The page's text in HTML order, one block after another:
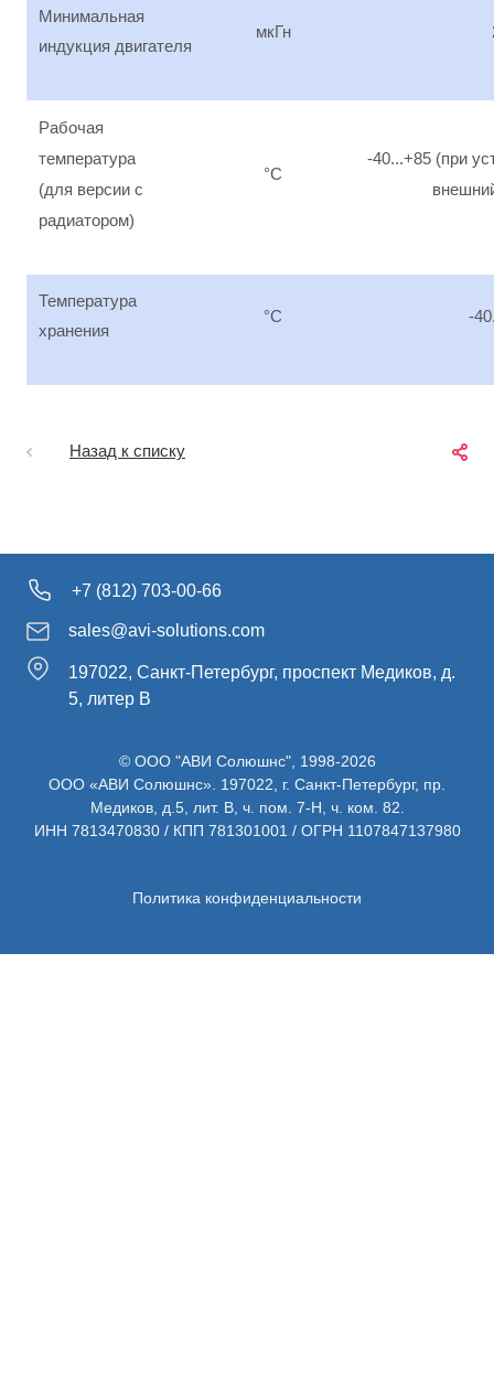
Минимальная
индукция двигателя
мкГн
Рабочая
температура
(для версии с
радиатором)
°C
-40...+85 (при
Температура
хранения
°C -
Назад к списку
+7 (812) 703-00-66
sales@avi-solutions.com
197022, Санкт-Петербург, проспект Медиков, д.
5, литер В
© ООО "АВИ Солюшнс", 1998-2026
ООО «АВИ Солюшнс». 197022, г. Санкт-Петербург, пр.
Медиков, д.5, лит. В, ч. пом. 7-Н, ч. ком. 82.
ИНН 7813470830 / КПП 781301001 / ОГРН 1107847137980
Политика конфиденциальности